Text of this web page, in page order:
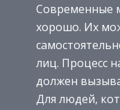
Современные
хорошо. Их
лиц. Процесс
должен
Для людей,